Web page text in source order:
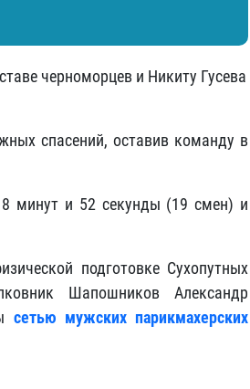
черноморцев и Никиту Гусева
спасений, оставив команду в
минут и 52 секунды (19 смен) и
подготовке Сухопутных
Шапошников Александр
сетью мужских парикмахерских